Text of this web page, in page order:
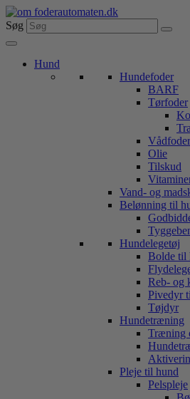
Videre
til
indhold
Søg
Hund
Hundefoder
BARF
Tørfoder
Olie
Tilskud
Vand- og
Belønning til
Hundelegetøj
Bolde til
Reb- og
Pivedyr
Tøjdyr
Hundetræning
Træning
Pleje til hund
Pelspleje